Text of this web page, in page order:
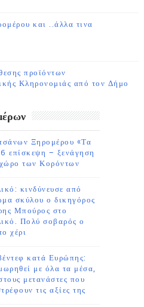
και ..άλλα τινα
προϊόντων
Κληρονομιάς από τον Δήμο
Ξηρομέρου «Τα
– ξενάγηση
των Κορόντων
κινδύνευσε από
σκύλου ο δικηγόρος
Μπούρος στο
Πολύ σοβαρός ο
χέρι
κατά Ευρώπης:
με όλα τα μέσα,
μετανάστες που
τις αξίες της